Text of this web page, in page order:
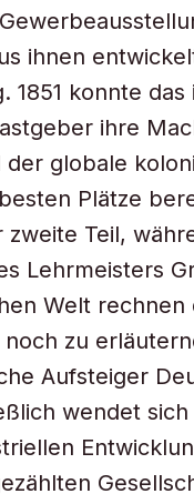
ihnen
1851 konnte
ihre
globale
Plätze
Teil,
Lehrmeisters
Welt
zu
Aufsteiger
wendet